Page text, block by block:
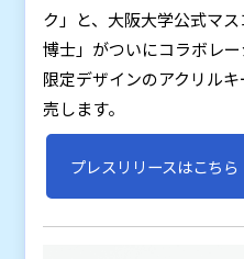
ク」と、大阪大学公式マ
博士」がついにコラボレー
限定デザインのアクリル
売します。
プレスリリースはこちら